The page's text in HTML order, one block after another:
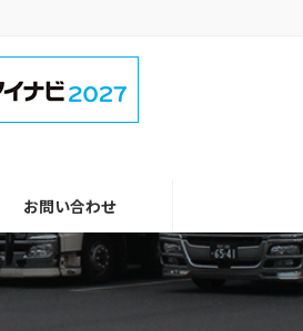
お問い合わせ